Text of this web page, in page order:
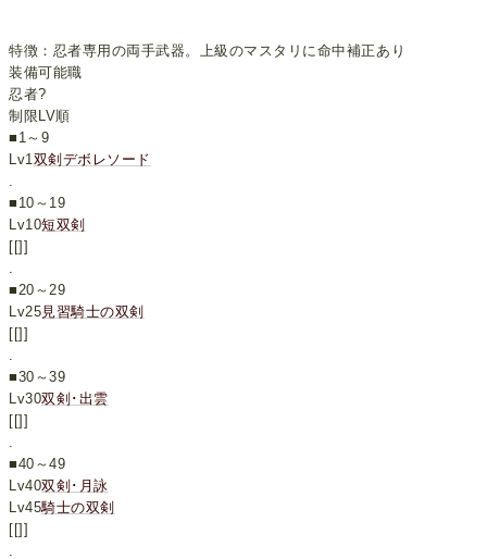
特徴：忍者専用の両手武器。上級のマスタリに命中補正あり
装備可能職
忍者?
制限LV順
■1～9
Lv1双剣デボレソード
.
■10～19
Lv10短双剣
[[]]
.
■20～29
Lv25見習騎士の双剣
[[]]
.
■30～39
Lv30双剣･出雲
[[]]
.
■40～49
Lv40双剣･月詠
Lv45騎士の双剣
[[]]
.